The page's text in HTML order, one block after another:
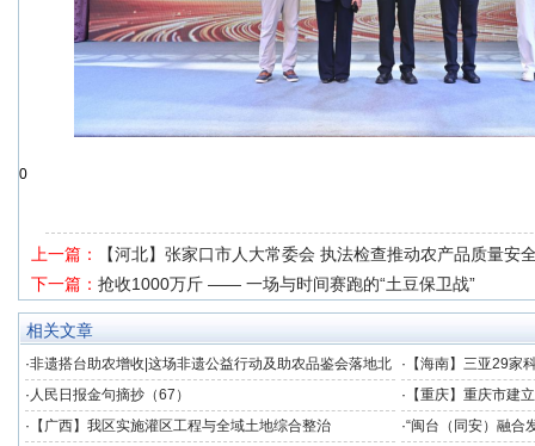
0
上一篇：
【河北】张家口市人大常委会 执法检查推动农产品质量安
下一篇： 抢收1000万斤 —— 一场与时间赛跑的“土豆保卫战”
相关文章
·非遗搭台助农增收|这场非遗公益行动及助农品鉴会落地北
京
· 【海南】三亚29家
· 人民日报金句摘抄（67） · 【重庆】重庆市建
度
· 【广西】我区实施灌区工程与全域土地综合整治 ·“闽台（同安）融合